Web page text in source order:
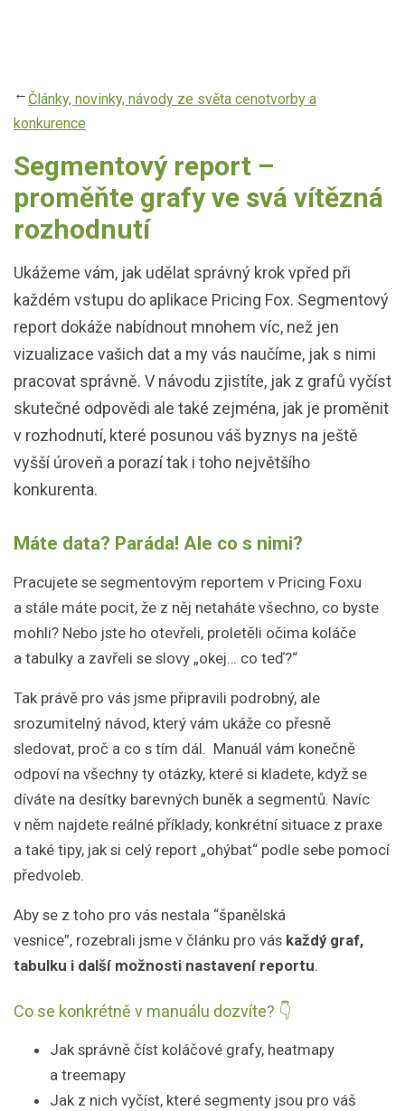
obsahu
Články, novinky, návody ze světa cenotvorby a
konkurence
Segmentový report –
proměňte grafy ve svá vítězná
rozhodnutí
Ukážeme vám, jak udělat správný krok vpřed při
každém vstupu do aplikace Pricing Fox. Segmentový
report dokáže nabídnout mnohem víc, než jen
vizualizace vašich dat a my vás naučíme, jak s nimi
pracovat správně. V návodu zjistíte, jak z grafů vyčíst
skutečné odpovědi ale také zejména, jak je proměnit
v rozhodnutí, které posunou váš byznys na ještě
vyšší úroveň a porazí tak i toho největšího
konkurenta.
Máte data? Paráda! Ale co s nimi?
Pracujete se segmentovým reportem v Pricing Foxu
a stále máte pocit, že z něj netaháte všechno, co byste
mohli? Nebo jste ho otevřeli, proletěli očima koláče
a tabulky a zavřeli se slovy „okej… co teď?“
Tak právě pro vás jsme připravili podrobný, ale
srozumitelný návod, který vám ukáže co přesně
sledovat, proč a co s tím dál. Manuál vám konečně
odpoví na všechny ty otázky, které si kladete, když se
díváte na desítky barevných buněk a segmentů. Navíc
v něm najdete reálné příklady, konkrétní situace z praxe
a také tipy, jak si celý report „ohýbat“ podle sebe pomocí
předvoleb.
Aby se z toho pro vás nestala “španělská
vesnice”, rozebrali jsme v článku pro vás každý graf,
tabulku i další možnosti nastavení reportu.
Co se konkrétně v manuálu dozvíte? 👇
Jak správně číst koláčové grafy, heatmapy
a treemapy
Jak z nich vyčíst, které segmenty jsou pro váš